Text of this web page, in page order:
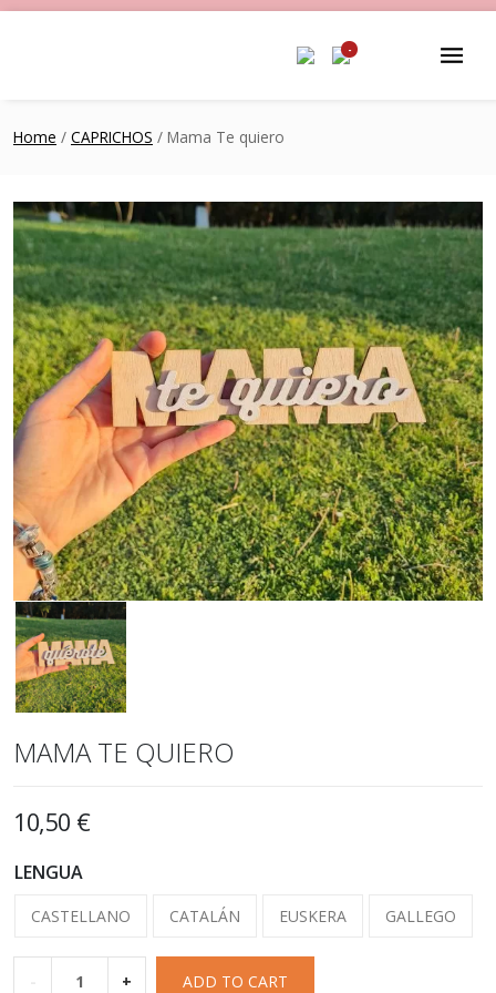
-
Home / CAPRICHOS / Mama Te quiero
MAMA TE QUIERO
10,50 €
LENGUA
CASTELLANO CATALÁN EUSKERA GALLEGO
+ ADD TO CART